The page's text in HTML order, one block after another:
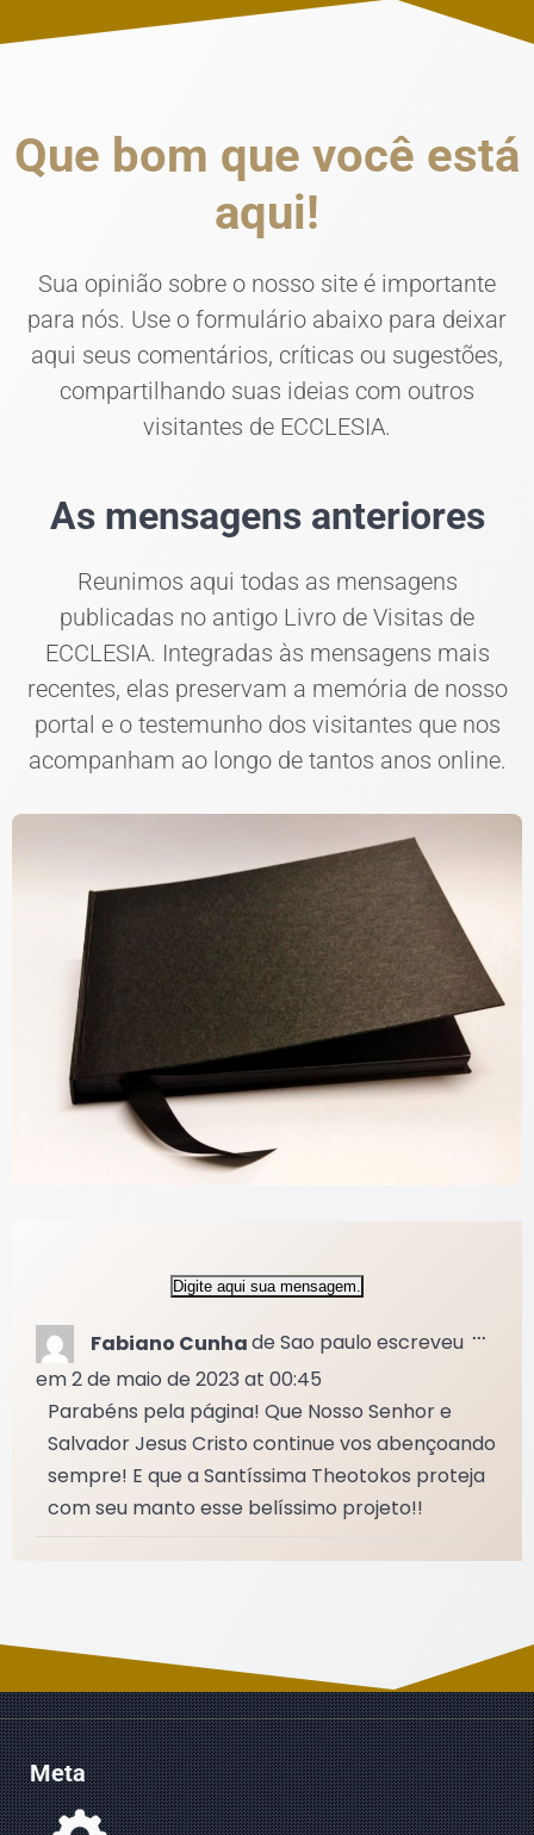
Que bom que você está
aqui!
Sua opinião sobre o nosso site é importante
para nós. Use o formulário abaixo para deixar
aqui seus comentários, críticas ou sugestões,
compartilhando suas ideias com outros
visitantes de ECCLESIA.
As mensagens anteriores
Reunimos aqui todas as mensagens
publicadas no antigo Livro de Visitas de
ECCLESIA. Integradas às mensagens mais
recentes, elas preservam a memória de nosso
portal e o testemunho dos visitantes que nos
acompanham ao longo de tantos anos online.
Fabiano CunhadeSao paulo escreveu
em2 de maio de 2023 at 00:45
Parabéns pela página! Que Nosso Senhor e
Salvador Jesus Cristo continue vos abençoando
sempre! E que a Santíssima Theotokos proteja
com seu manto esse belíssimo projeto!!
...
Meta